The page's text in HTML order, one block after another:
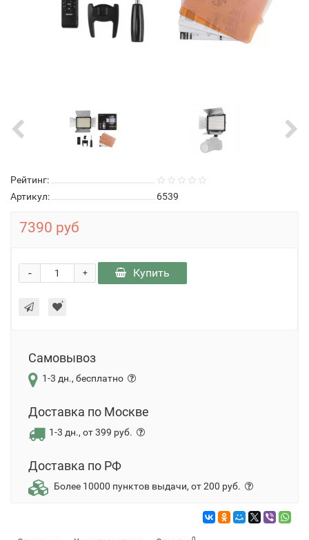
Рейтинг:
Артикул:
6539
7390 руб
+
- Купить
Самовывоз
1-3 дн., бесплатно
Доставка по Москве
1-3 дн., от 399 руб.
Доставка по РФ
Более 10000 пунктов выдачи, от 200 руб.